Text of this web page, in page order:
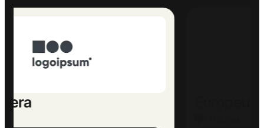
Europeu Parets de Baix